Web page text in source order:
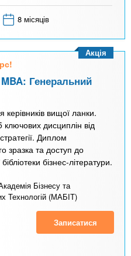
8 місяців
Генеральний
керівників вищої ланки.
дисциплін від
Диплом
зразка та доступ до
бізнес-літератури.
Бізнесу та
Технологій (МАБІТ)
Акція
Записатися